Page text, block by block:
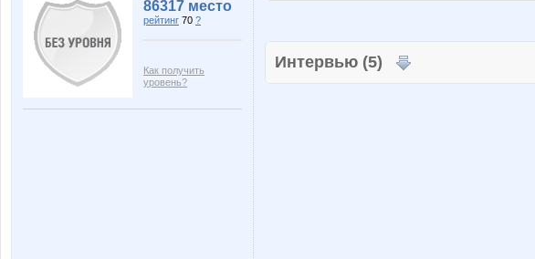
86317 место
рейтинг 70 ?
Как получить
уровень?
Интервью (5)